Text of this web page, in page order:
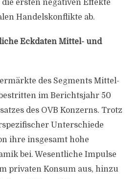
ersten negativen Effekte
Handelskonflikte ab.
Eckdaten Mittel- und
des Segments Mittel-
im Berichtsjahr 50
des OVB Konzerns. Trotz
Unterschiede
ihre insgesamt hohe
bei. Wesentliche Impulse
privaten Konsum aus, hinzu